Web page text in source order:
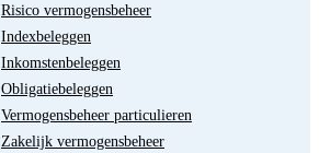
Risico vermogensbeheer
Indexbeleggen
Inkomstenbeleggen
Obligatiebeleggen
Vermogensbeheer particulieren
Zakelijk vermogensbeheer